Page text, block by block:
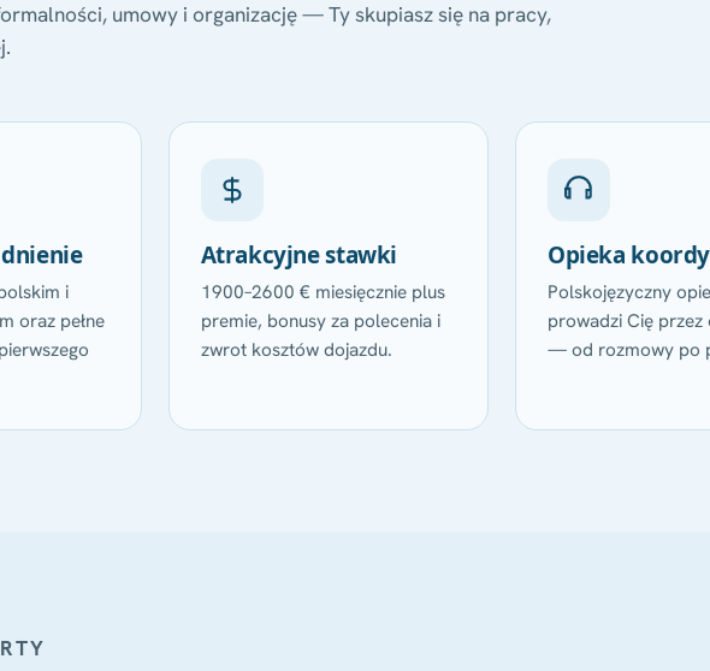
umowy i organizację — Ty skupiasz się na pracy,
i
oraz pełne
Atrakcyjne stawki
1900–2600 € miesięcznie plus
premie, bonusy za polecenia i
zwrot kosztów dojazdu.
Opieka
Polskojęzyczny
prowadzi Cię przez
— od rozmowy po